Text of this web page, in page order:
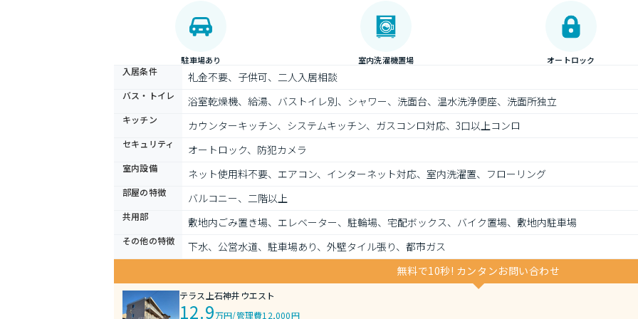
駐車場あり 室内洗濯機置場 オートロック
入居条件 礼金不要、子供可、二人入居相談
バス・トイレ 浴室乾燥機、給湯、バストイレ別、シャワー、洗面台、温水洗浄便座、洗面所独立
キッチン カウンターキッチン、システムキッチン、ガスコンロ対応、3口以上コンロ
セキュリティ オートロック、防犯カメラ
室内設備 ネット使用料不要、エアコン、インターネット対応、室内洗濯置、フローリング
部屋の特徴 バルコニー、二階以上
共用部 敷地内ごみ置き場、エレベーター、駐輪場、宅配ボックス、バイク置場、敷地内駐車場
その他の特徴
下水、公営水道、駐車場あり、外壁タイル張り、都市ガス
無料で10秒! カンタンお問い合わせ
テラス上石神井ウエスト
12.9万円/管理費12,000円